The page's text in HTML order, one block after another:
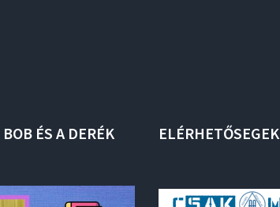
BOB ÉS A DERÉK
ELÉRHETŐSEGEK